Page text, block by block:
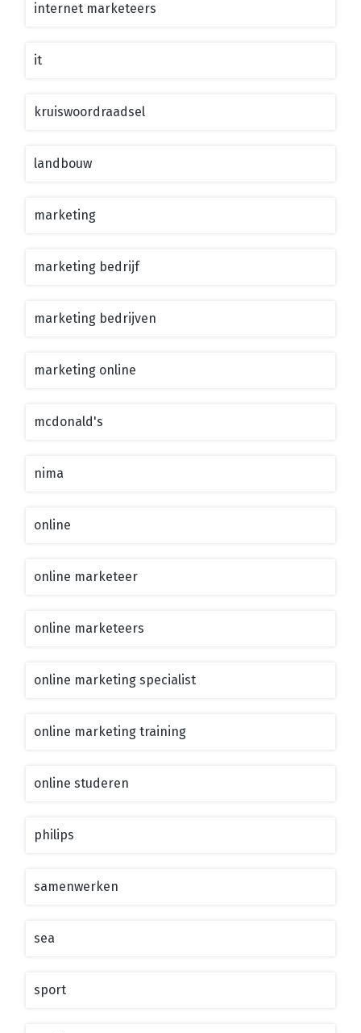
internet marketeers
it
kruiswoordraadsel
landbouw
marketing
marketing bedrijf
marketing bedrijven
marketing online
mcdonald's
nima
online
online marketeer
online marketeers
online marketing specialist
online marketing training
online studeren
philips
samenwerken
sea
sport